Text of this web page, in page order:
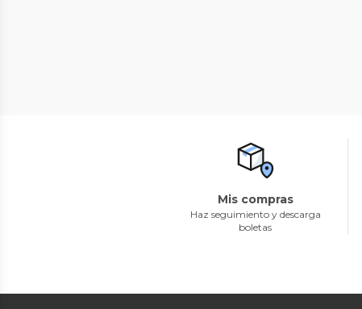
Mis compras
Haz seguimiento y descarga
boletas